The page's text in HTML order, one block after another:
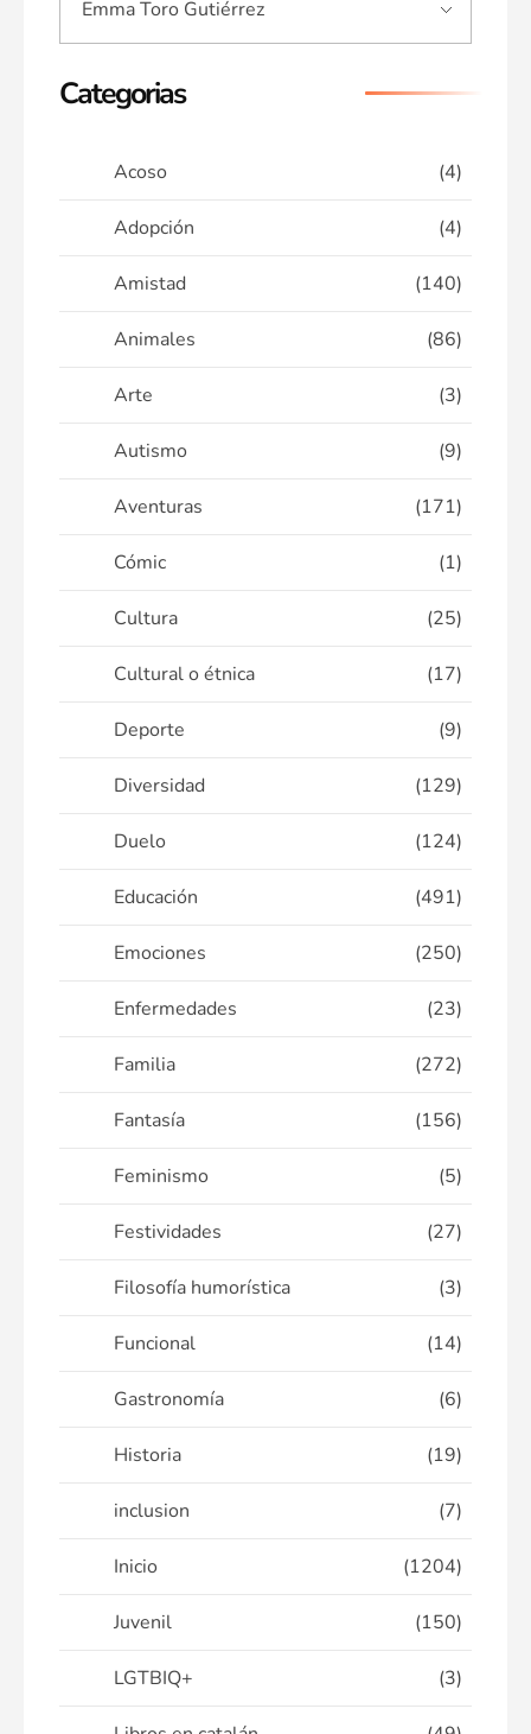
Categorias
Acoso (4)
Adopción (4)
Amistad (140)
Animales (86)
Arte (3)
Autismo (9)
Aventuras (171)
Cómic (1)
Cultura (25)
Cultural o étnica (17)
Deporte (9)
Diversidad (129)
Duelo (124)
Educación (491)
Emociones (250)
Enfermedades (23)
Familia (272)
Fantasía (156)
Feminismo (5)
Festividades (27)
Filosofía humorística (3)
Funcional (14)
Gastronomía (6)
Historia (19)
inclusion (7)
Inicio (1204)
Juvenil (150)
LGTBIQ+ (3)